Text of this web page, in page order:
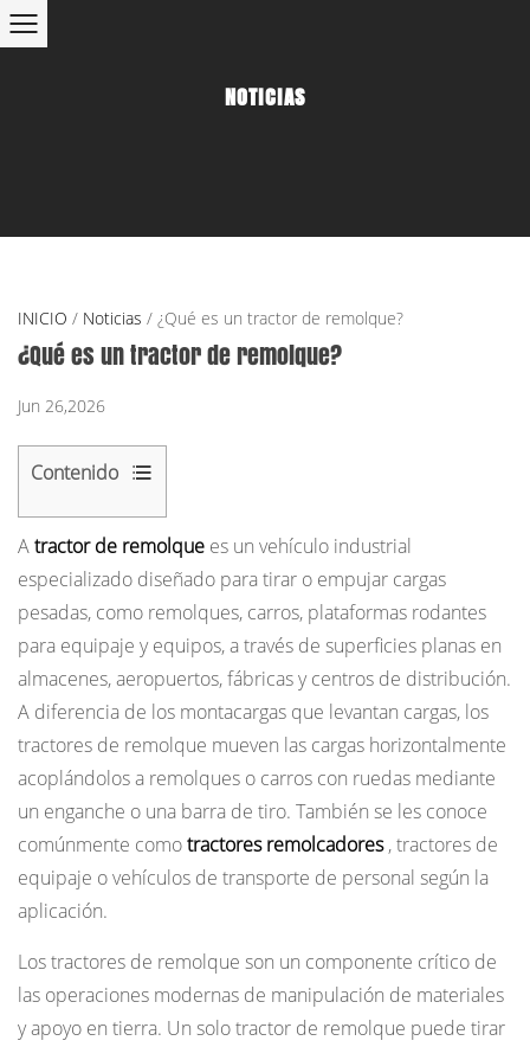
NOTICIAS
INICIO / Noticias / ¿Qué es un tractor de remolque?
¿Qué es un tractor de remolque?
Jun 26,2026
Contenido
1
Cómo
funciona
un
tractor
de
remolque
2
Tipos
de
tractores
de
remolque
Tractores
de
remolque
Atractor de remolque es un vehículo industrial
especializado diseñado para tirar o empujar cargas
pesadas, como remolques, carros, plataformas rodantes
para equipaje y equipos, a través de superficies planas en
almacenes, aeropuertos, fábricas y centros de distribución.
A diferencia de los montacargas que levantan cargas, los
tractores de remolque mueven las cargas horizontalmente
acoplándolos a remolques o carros con ruedas mediante
un enganche o una barra de tiro. También se les conoce
comúnmente comotractores remolcadores, tractores de
equipaje o vehículos de transporte de personal según la
aplicación.
Los tractores de remolque son un componente crítico de
las operaciones modernas de manipulación de materiales
y apoyo en tierra. Un solo tractor de remolque puede tirar